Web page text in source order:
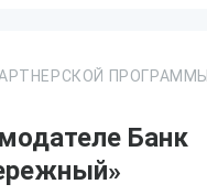
ПРОГРАММЫ
Банк